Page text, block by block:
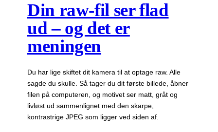
Din raw-fil ser flad
ud – og det er
meningen
Du har lige skiftet dit kamera til at optage raw. Alle
sagde du skulle. Så tager du dit første billede, åbner
filen på computeren, og motivet ser matt, gråt og
livløst ud sammenlignet med den skarpe,
kontrastrige JPEG som ligger ved siden af.